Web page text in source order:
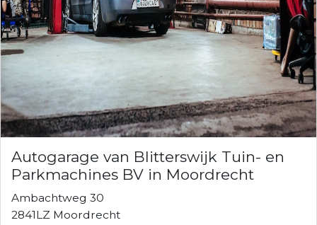
Autogarage van Blitterswijk Tuin- en
Parkmachines BV in Moordrecht
Ambachtweg 30
2841LZ Moordrecht